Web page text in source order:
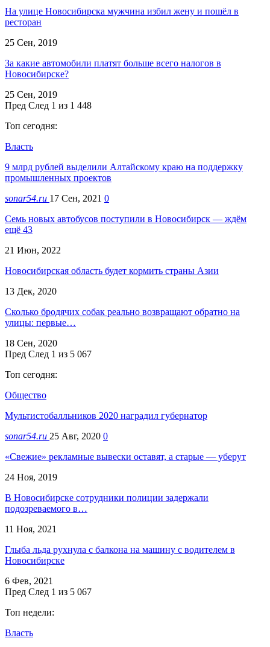
На улице Новосибирска мужчина избил жену и пошёл в
ресторан
25 Сен, 2019
За какие автомобили платят больше всего налогов в
Новосибирске?
25 Сен, 2019
Пред След 1 из 1 448
Топ сегодня:
Власть
9 млрд рублей выделили Алтайскому краю на поддержку
промышленных проектов
sonar54.ru 17 Сен, 2021 0
Семь новых автобусов поступили в Новосибирск — ждём
ещё 43
21 Июн, 2022
Новосибирская область будет кормить страны Азии
13 Дек, 2020
Сколько бродячих собак реально возвращают обратно на
улицы: первые…
18 Сен, 2020
Пред След 1 из 5 067
Топ сегодня:
Общество
Мультистобалльников 2020 наградил губернатор
sonar54.ru 25 Авг, 2020 0
«Свежие» рекламные вывески оставят, а старые — уберут
24 Ноя, 2019
В Новосибирске сотрудники полиции задержали
подозреваемого в…
11 Ноя, 2021
Глыба льда рухнула с балкона на машину с водителем в
Новосибирске
6 Фев, 2021
Пред След 1 из 5 067
Топ недели:
Власть